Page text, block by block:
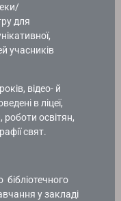
для
учасників
відео- й
в ліцеї,
роботи освітян,
свят.
у закладі